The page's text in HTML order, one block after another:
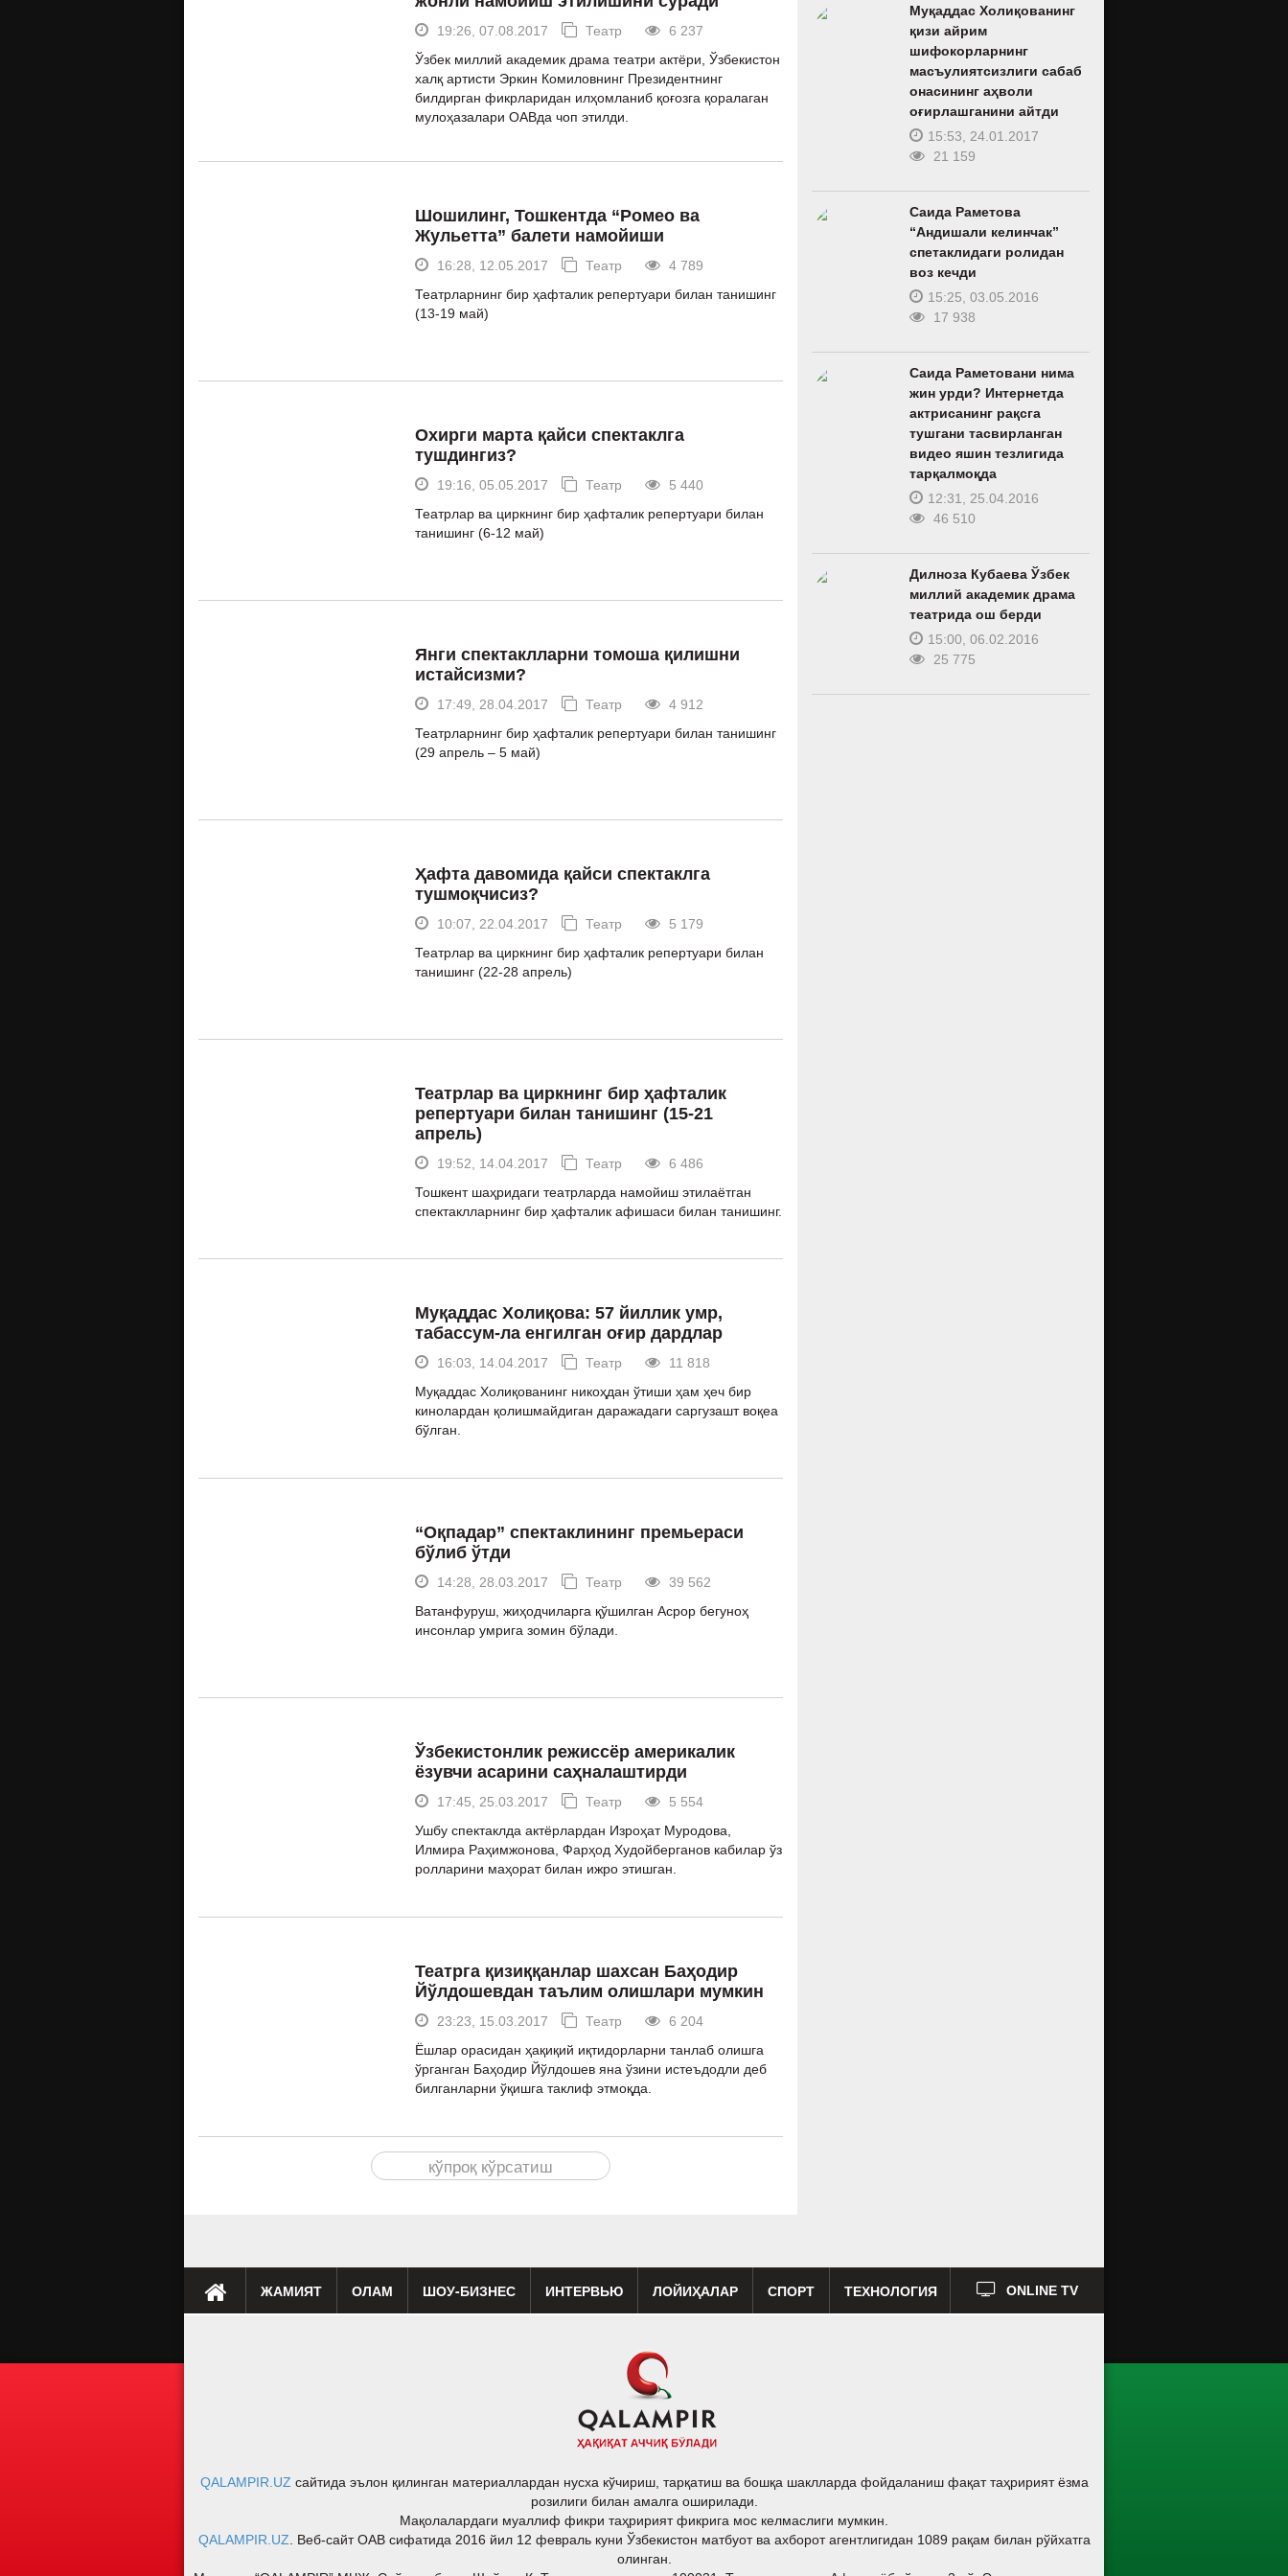
19:26, 07.08.2017 Театр
6 237
Ўзбек миллий академик драма театри актёри, Ўзбекистон
халқ артисти Эркин Комиловнинг Президентнинг
билдирган фикрларидан илҳомланиб қоғозга қоралаган
мулоҳазалари ОАВда чоп этилди.
Шошилинг, Тошкентда “Ромео ва
Жульетта” балети намойиши
16:28, 12.05.2017 Театр
4 789
Театрларнинг бир ҳафталик репертуари билан танишинг
(13-19 май)
Охирги марта қайси спектаклга
тушдингиз?
19:16, 05.05.2017 Театр
5 440
Театрлар ва циркнинг бир ҳафталик репертуари билан
танишинг (6-12 май)
Янги спектаклларни томоша қилишни
истайсизми?
17:49, 28.04.2017 Театр
4 912
Театрларнинг бир ҳафталик репертуари билан танишинг
(29 апрель – 5 май)
Ҳафта давомида қайси спектаклга
тушмоқчисиз?
10:07, 22.04.2017 Театр
5 179
Театрлар ва циркнинг бир ҳафталик репертуари билан
танишинг (22-28 апрель)
Театрлар ва циркнинг бир ҳафталик
репертуари билан танишинг (15-21
апрель)
19:52, 14.04.2017 Театр
6 486
Тошкент шаҳридаги театрларда намойиш этилаётган
спектаклларнинг бир ҳафталик афишаси билан танишинг.
Муқаддас Холиқова: 57 йиллик умр,
табассум-ла енгилган оғир дардлар
16:03, 14.04.2017 Театр
11 818
Муқаддас Холиқованинг никоҳдан ўтиши ҳам ҳеч бир
кинолардан қолишмайдиган даражадаги саргузашт воқеа
бўлган.
“Оқпадар” спектаклининг премьераси
бўлиб ўтди
14:28, 28.03.2017 Театр
39 562
Ватанфуруш, жиҳодчиларга қўшилган Асрор бегуноҳ
инсонлар умрига зомин бўлади.
Ўзбекистонлик режиссёр америкалик
ёзувчи асарини саҳналаштирди
17:45, 25.03.2017 Театр
5 554
Ушбу спектаклда актёрлардан Изроҳат Муродова,
Илмира Раҳимжонова, Фарҳод Худойберганов кабилар ўз
ролларини маҳорат билан ижро этишган.
Театрга қизиққанлар шахсан Баҳодир
Йўлдошевдан таълим олишлари мумкин
23:23, 15.03.2017 Театр
6 204
Ёшлар орасидан ҳақиқий иқтидорларни танлаб олишга
ўрганган Баҳодир Йўлдошев яна ўзини истеъдодли деб
билганларни ўқишга таклиф этмоқда.
Муқаддас Холиқованинг
қизи айрим
шифокорларнинг
масъулиятсизлиги сабаб
онасининг аҳволи
оғирлашганини айтди
15:53, 24.01.2017
21 159
Саида Раметова
“Андишали келинчак”
спетаклидаги ролидан
воз кечди
15:25, 03.05.2016
17 938
Саида Раметовани нима
жин урди? Интернетда
актрисанинг рақсга
тушгани тасвирланган
видео яшин тезлигида
тарқалмоқда
12:31, 25.04.2016
46 510
Дилноза Кубаева Ўзбек
миллий академик драма
театрида ош берди
15:00, 06.02.2016
25 775
ЖАМИЯТ ОЛАМ ШОУ-БИЗНЕС ИНТЕРВЬЮ ЛОЙИҲАЛАР СПОРТ ТЕХНОЛОГИЯ ONLINE TV
QALAMPIR.UZ сайтида эълон қилинган материаллардан нусха кўчириш, тарқатиш ва бошқа шаклларда фойдаланиш фақат таҳририят ёзма
розилиги билан амалга оширилади.
Мақолалардаги муаллиф фикри таҳририят фикрига мос келмаслиги мумкин.
QALAMPIR.UZ . Веб-сайт ОАВ сифатида 2016 йил 12 февраль куни Ўзбекистон матбуот ва ахборот агентлигидан 1089 рақам билан рўйхатга
олинган.